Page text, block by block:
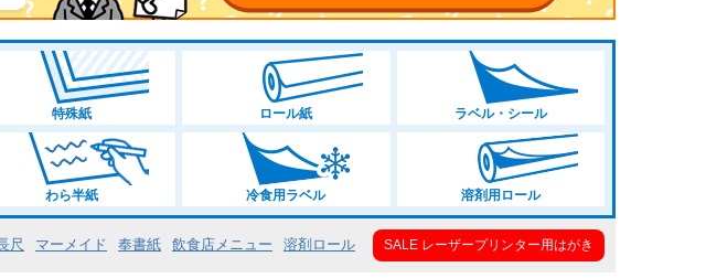
特殊紙 ロール紙 ラベル・シール
わら半紙 冷食用ラベル 溶剤用ロール
尺 マーメイド 奉書紙 飲食店メニュー 溶剤ロール SALE レーザープリンター用はがき